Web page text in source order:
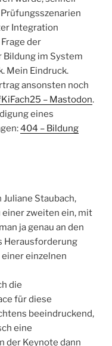
Integration
der
im System
Mein Eindruck.
ansonsten noch
– Mastodon.
eines
404 – Bildung
Staubach,
einer zweiten ein, mit
ja genau an den
Herausforderung
einzelnen
die
für diese
beeindruckend,
eine
der Keynote dann